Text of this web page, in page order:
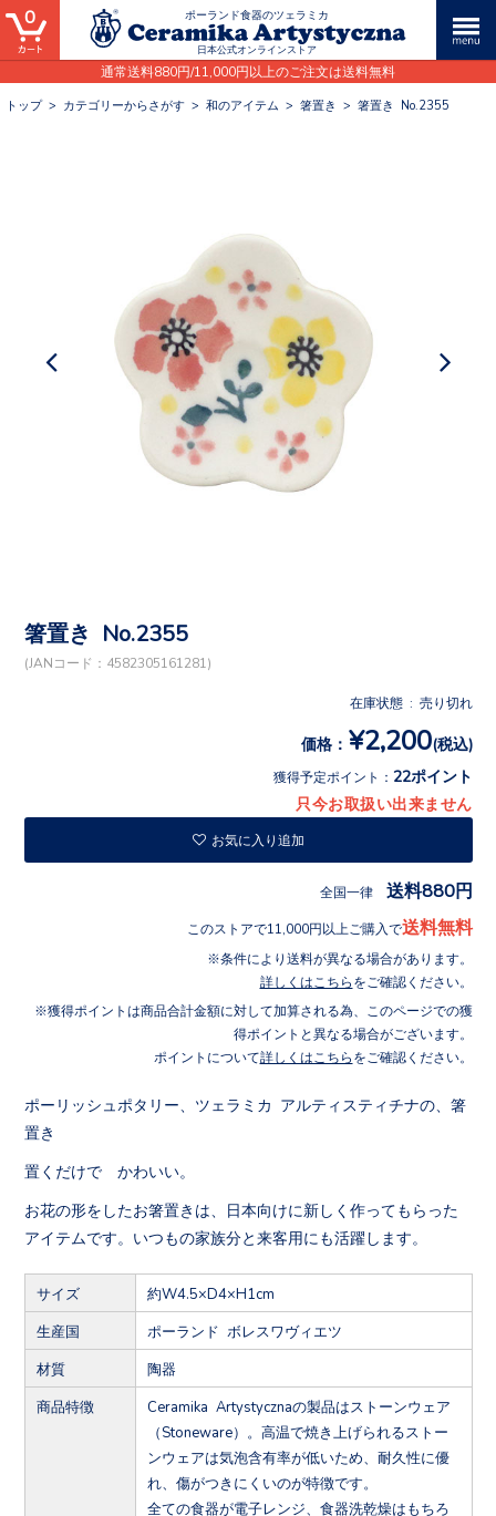
ポーランド食器のツェラミカ
日本公式オンラインストア
通常送料880円/11,000円以上のご注文は送料無料
0
トップ> カテゴリーからさがす > 和のアイテム > 箸置き > 箸置き No.2355
箸置き No.2355
(JANコード：4582305161281)
在庫状態 : 売り切れ
価格： ¥2,200(税込)
獲得予定ポイント： 22ポイント
只今お取扱い出来ません
お気に入り追加
全国一律 送料880円
このストアで11,000円以上ご購入で送料無料
条件により送料が異なる場合があります。
詳しくはこちら をご確認ください。
獲得ポイントは商品合計金額に対して加算される為、このページでの獲
得ポイントと異なる場合がございます。
ポイントについて詳しくはこちら をご確認ください。
ポーリッシュポタリー、ツェラミカ アルティスティチナの、箸
置き
置くだけで かわいい。
お花の形をしたお箸置きは、日本向けに新しく作ってもらった
アイテムです。いつもの家族分と来客用にも活躍します。
サイズ 約W4.5×D4×H1cm
生産国 ポーランド ボレスワヴィエツ
材質 陶器
商品特徴
Ceramika Artystycznaの製品はストーンウェア
（Stoneware）。高温で焼き上げられるストー
ンウェアは気泡含有率が低いため、耐久性に優
れ、傷がつきにくいのが特徴です。
全ての食器が電子レンジ、食器洗乾燥はもちろ